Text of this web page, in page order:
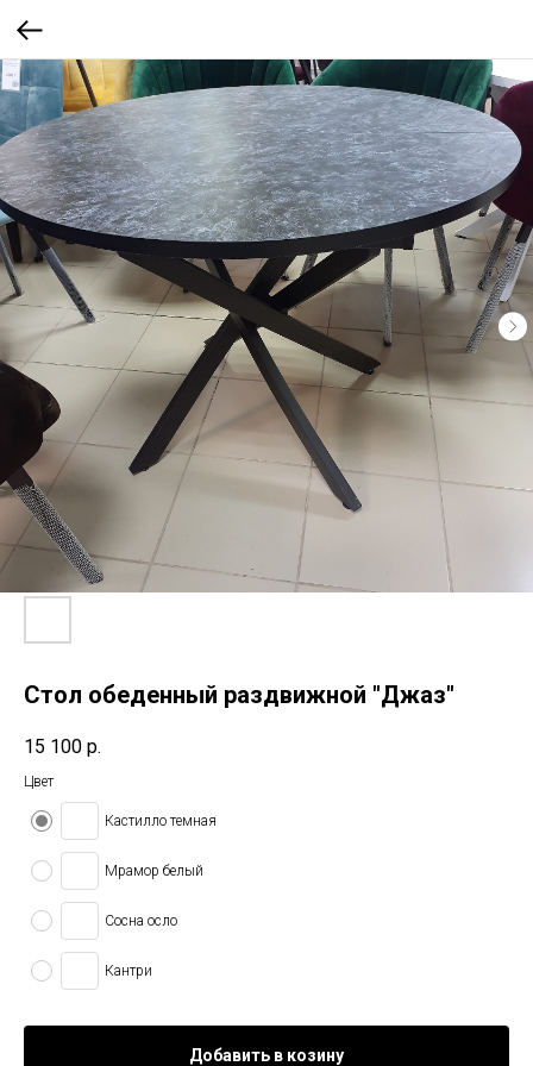
Стол обеденный раздвижной "Джаз"
15 100 р.
Цвет
Кастилло темная
Мрамор белый
Сосна осло
Кантри
Добавить в козину